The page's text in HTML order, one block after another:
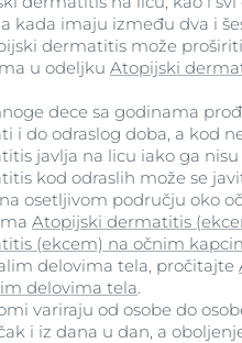
kada imaju između dva i
dermatitis može
u odeljku Atopijski
dece sa godinama
i do odraslog doba, a kod
javlja na licu iako ga
kod odraslih može se
osetljivom području oko
Atopijski dermatitis
(ekcem) na očnim
delovima tela, pročitajte
delovima tela.
variraju od osobe do
i iz dana u dan, a